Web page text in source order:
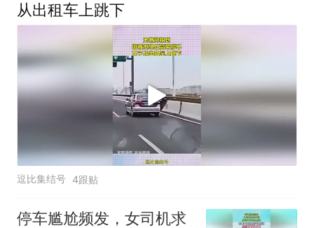
从出租车上跳下
逗比集结号 4跟贴
停车尴尬频发，女司机求